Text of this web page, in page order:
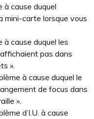
à cause duquel
mini-carte lorsque vous
à cause duquel les
pas dans
».
à cause duquel le
de focus dans
».
d’I.U. à cause